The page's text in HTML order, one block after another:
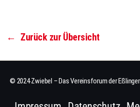
← Zurück zur Übersicht
© 2024 Zwiebel – Das Vereinsforum der